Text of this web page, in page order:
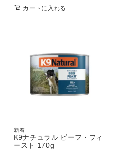
カートに入れる
新着
K9ナチュラル ビーフ・フィ
ースト 170g